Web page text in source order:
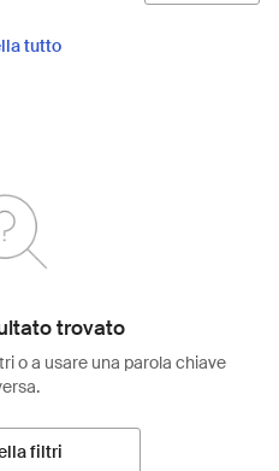
tutto
trovato
o a usare una parola chiave
filtri